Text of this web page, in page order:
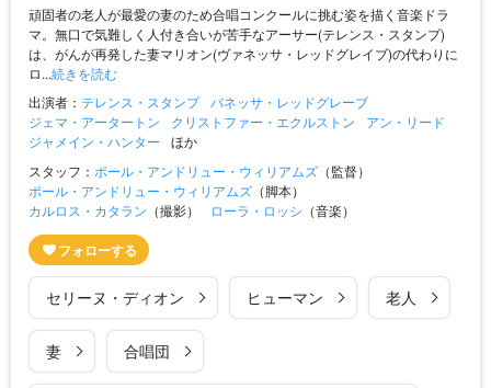
頑固者の老人が最愛の妻のため合唱コンクールに挑む姿を描く音楽ドラ
マ。無口で気難しく人付き合いが苦手なアーサー(テレンス・スタンプ)
は、がんが再発した妻マリオン(ヴァネッサ・レッドグレイブ)の代わりに
ロ...続きを読む
出演者： テレンス・スタンプ バネッサ・レッドグレーブ
ジェマ・アータートン
クリストファー・エクルストン
アン・リード
ジャメイン・ハンター
ほか
スタッフ： ポール・アンドリュー・ウィリアムズ （監督）
ポール・アンドリュー・ウィリアムズ （脚本）
カルロス・カタラン （撮影） ローラ・ロッシ （音楽）
セリーヌ・ディオン ヒューマン 老人
妻 合唱団